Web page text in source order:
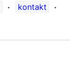
kontakt